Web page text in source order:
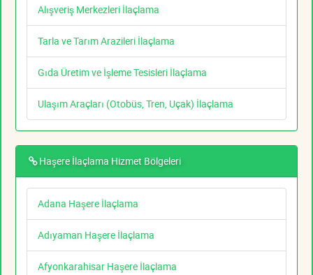
Alışveriş Merkezleri İlaçlama
Tarla ve Tarım Arazileri İlaçlama
Gıda Üretim ve İşleme Tesisleri İlaçlama
Ulaşım Araçları (Otobüs, Tren, Uçak) İlaçlama
Haşere İlaçlama Hizmet Bölgeleri
Adana Haşere İlaçlama
Adıyaman Haşere İlaçlama
Afyonkarahisar Haşere İlaçlama